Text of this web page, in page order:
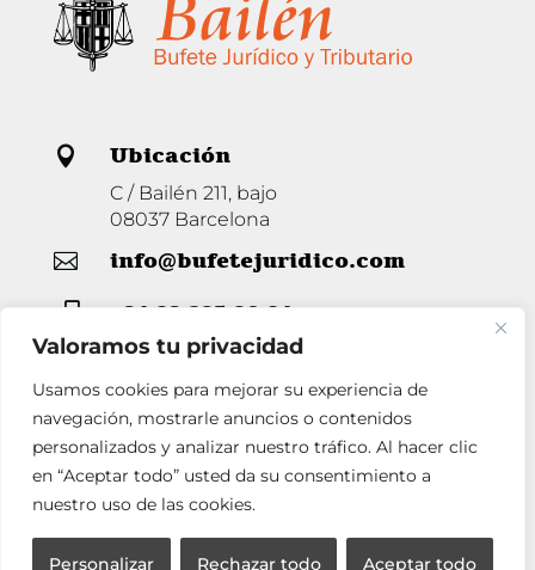
Valoramos tu privacidad
Usamos cookies para mejorar su experiencia de
navegación, mostrarle anuncios o contenidos
personalizados y analizar nuestro tráfico. Al hacer clic
en “Aceptar todo” usted da su consentimiento a
nuestro uso de las cookies.
Personalizar Rechazar todo Aceptar todo
 Ubicación
C / Bailén 211, bajo
08037 Barcelona
 info@bufetejuridico.com
 +34 93 285 80 94
 Horario
Lunes a Jueves de 9 a 14 y de 16 a 19
Viernes de 9 a 14.